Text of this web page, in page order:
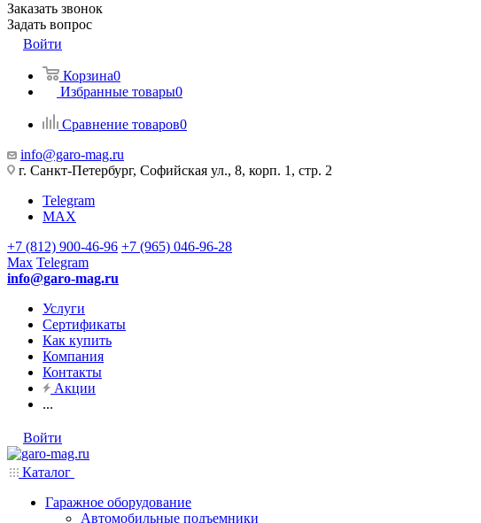
Заказать звонок
Задать вопрос
Войти
Корзина0
Избранные товары0
Сравнение товаров0
info@garo-mag.ru
г. Санкт-Петербург, Софийская ул., 8, корп. 1, стр. 2
Telegram
MAX
+7 (812) 900-46-96 +7 (965) 046-96-28
Max Telegram
info@garo-mag.ru
Услуги
Сертификаты
Как купить
Компания
Контакты
Акции
...
Войти
Каталог
Гаражное оборудование
Автомобильные подъемники